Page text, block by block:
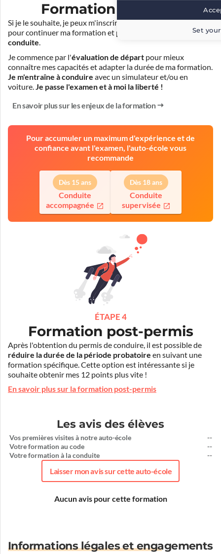
Formation pratique
Si je le souhaite, je peux m'inscrire auprès de mon auto-école
pour continuer ma formation et prendre des cours de
conduite.
Je commence par l'évaluation de départ pour mieux
connaître mes capacités et adapter la durée de ma formation.
Je m'entraîne à conduire avec un simulateur et/ou en
voiture.Je passe l'examen et à moi la liberté !
En savoir plus sur les enjeux de la formation
Pour accumuler un maximum d'expérience et de
confiance avant l'examen, l'auto-école vous
recommande
Dès 15 ans
Conduite
accompagnée
Dès 18 ans
Conduite
supervisée
ÉTAPE 4
Formation post-permis
Après l'obtention du permis de conduire, il est possible de
réduire la durée de la période probatoire en suivant une
formation spécifique. Cette option est intéressante si je
souhaite obtenir mes 12 points plus vite !
En savoir plus sur la formation post-permis
Les avis des élèves
Vos premières visites à notre auto-école
Votre formation au code
Votre formation à la conduite
--
--
--
Laisser mon avis sur cette auto-école
Aucun avis pour cette formation
Informations légales et engagements
Set